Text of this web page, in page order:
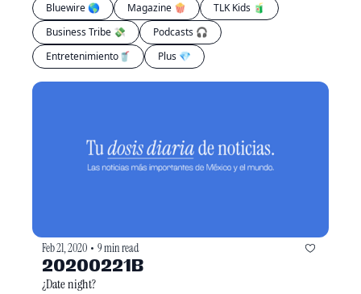
Bluewire 🌎
Magazine 🍿
TLK Kids 🧃
Business Tribe 💸
Podcasts 🎧
Entretenimiento🥤
Plus 💎
Feb 21, 2020 • 9 min read
20200221B
¿Date night?